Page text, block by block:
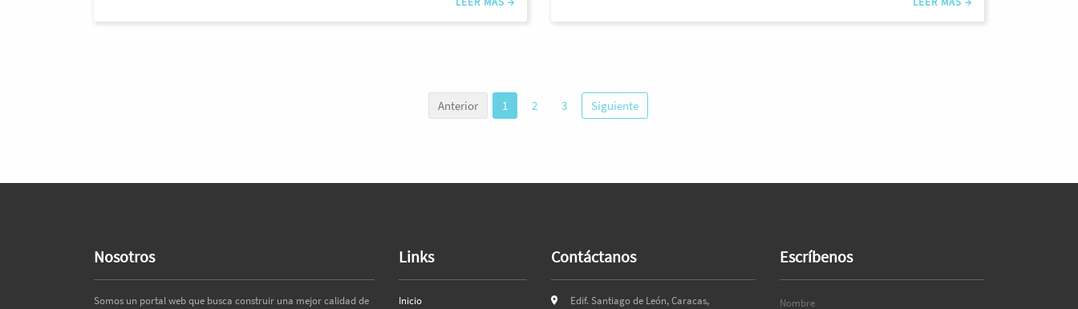
Anterior 1 2 3 Siguiente
Nosotros
Somos un portal web que busca construir una mejor calidad de
Links
Inicio
Contáctanos
Edif. Santiago de León, Caracas,
Escríbenos